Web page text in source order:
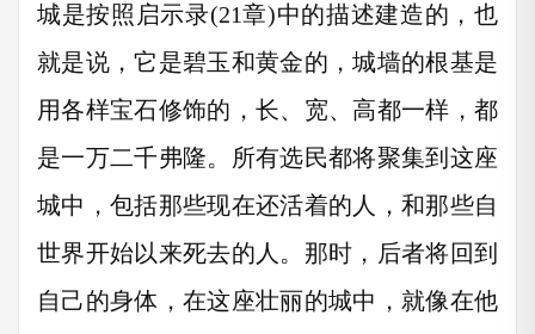
城是按照启示录(21章)中的描述建造的，也
就是说，它是碧玉和黄金的，城墙的根基是
用各样宝石修饰的，长、宽、高都一样，都
是一万二千弗隆。所有选民都将聚集到这座
城中，包括那些现在还活着的人，和那些自
世界开始以来死去的人。那时，后者将回到
自己的身体，在这座壮丽的城中，就像在他